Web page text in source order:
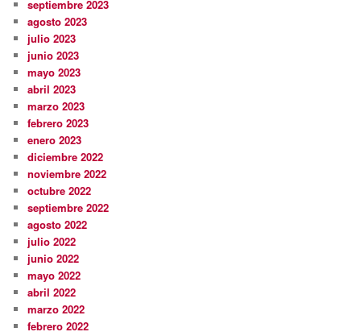
septiembre 2023
agosto 2023
julio 2023
junio 2023
mayo 2023
abril 2023
marzo 2023
febrero 2023
enero 2023
diciembre 2022
noviembre 2022
octubre 2022
septiembre 2022
agosto 2022
julio 2022
junio 2022
mayo 2022
abril 2022
marzo 2022
febrero 2022